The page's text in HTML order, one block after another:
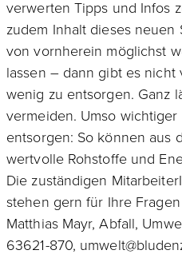
verwerten Tipps und Infos
zudem Inhalt dieses neuen
von vornherein möglichst
lassen – dann gibt es nicht
wenig zu entsorgen. Ganz
vermeiden. Umso
entsorgen: So können aus
wertvolle Rohstoffe und
Die zuständigen
stehen gern für Ihre
Matthias Mayr, Abfall,
63621-870,